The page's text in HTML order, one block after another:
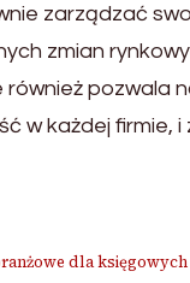
zarządzać
zmian
pozwala
w każdej
dla księgowych